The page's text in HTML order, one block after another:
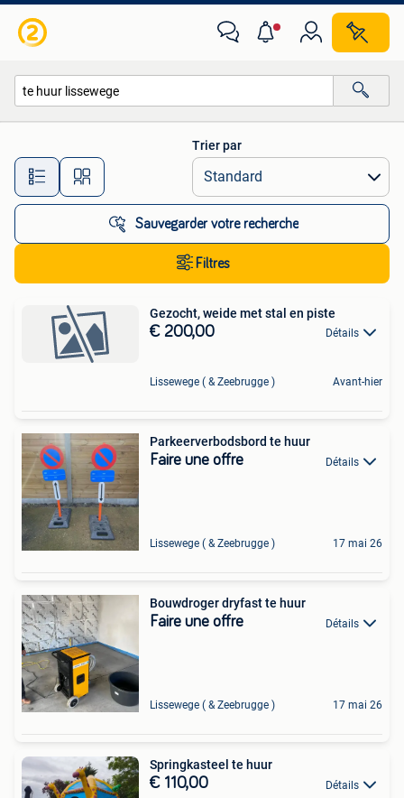
Toutes les distances…
Trier par
Sauvegarder votre recherche
Filtres
Gezocht, weide met stal en piste
€ 200,00 Détails
Lissewege ( & Zeebrugge ) Avant-hier
Parkeerverbodsbord te huur
Faire une offre Détails
Lissewege ( & Zeebrugge ) 17 mai 26
Bouwdroger dryfast te huur
Faire une offre Détails
Lissewege ( & Zeebrugge ) 17 mai 26
Springkasteel te huur
€ 110,00 Détails